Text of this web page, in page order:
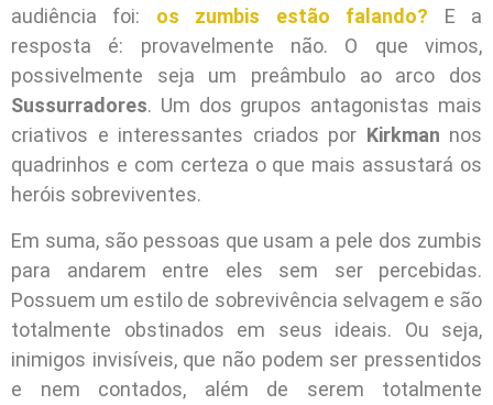
audiência foi: os zumbis estão falando? E a
resposta é: provavelmente não. O que vimos,
possivelmente seja um preâmbulo ao arco dos
Sussurradores. Um dos grupos antagonistas mais
criativos e interessantes criados por Kirkman nos
quadrinhos e com certeza o que mais assustará os
heróis sobreviventes.
Em suma, são pessoas que usam a pele dos zumbis
para andarem entre eles sem ser percebidas.
Possuem um estilo de sobrevivência selvagem e são
totalmente obstinados em seus ideais. Ou seja,
inimigos invisíveis, que não podem ser pressentidos
e nem contados, além de serem totalmente